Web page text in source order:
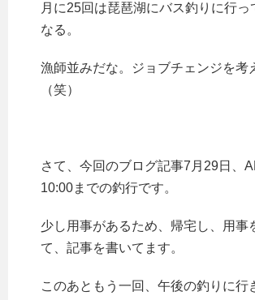
月に25回は琵琶湖にバス釣りに行っ
なる。
漁師並みだな。ジョブチェンジを考
（笑）
さて、今回のブログ記事7月29日、
10:00までの釣行です。
少し用事があるため、帰宅し、用事
て、記事を書いてます。
このあともう一回、午後の釣りに行